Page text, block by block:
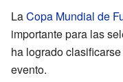
LaCopa Mundial de
importante para las
ha logrado
evento.